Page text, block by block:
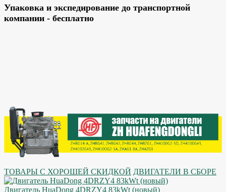
Упаковка и экспедирование до транспортной
компании - бесплатно
ТОВАРЫ С ХОРОШЕЙ СКИДКОЙ ДВИГАТЕЛИ В СБОРЕ
Двигатель HuaDong 4DRZY4 83kWt (новый)